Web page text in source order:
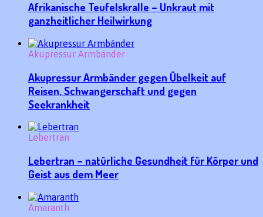
Afrikanische Teufelskralle – Unkraut mit
ganzheitlicher Heilwirkung
Akupressur Armbänder
Akupressur Armbänder gegen Übelkeit auf
Reisen, Schwangerschaft und gegen
Seekrankheit
Lebertran
Lebertran – natürliche Gesundheit für Körper und
Geist aus dem Meer
Amaranth